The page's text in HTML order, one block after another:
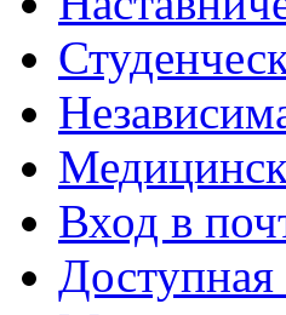
Вход в
Доступная